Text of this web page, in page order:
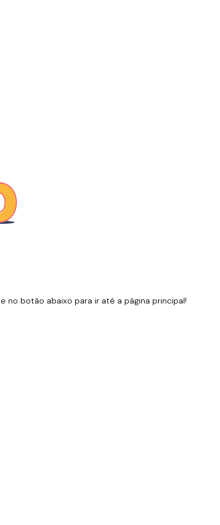
no botão abaixo para ir até a página principal!